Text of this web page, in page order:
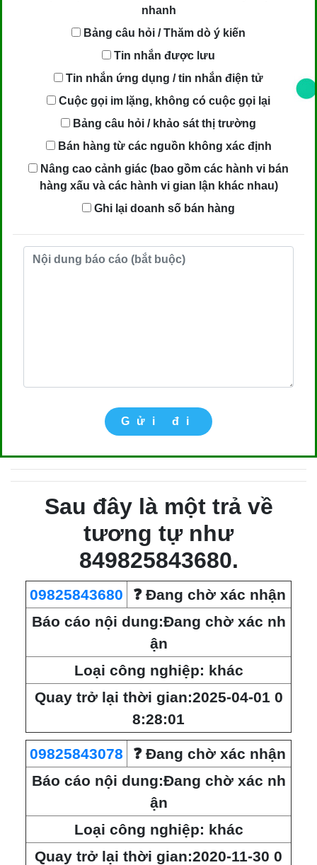
nhanh
Bảng câu hỏi / Thăm dò ý kiến
Tin nhắn được lưu
Tin nhắn ứng dụng / tin nhắn điện tử
Cuộc gọi im lặng, không có cuộc gọi lại
Bảng câu hỏi / khảo sát thị trường
Bán hàng từ các nguồn không xác định
Nâng cao cảnh giác (bao gồm các hành vi bán
hàng xấu và các hành vi gian lận khác nhau)
Ghi lại doanh số bán hàng
Gửi đi
Sau đây là một trả về
tương tự như
849825843680.
09825843680
❓ Đang chờ xác nhận
Báo cáo nội dung:Đang chờ xác nh
ận
Loại công nghiệp: khác
Quay trở lại thời gian:2025-04-01 0
8:28:01
09825843078
❓ Đang chờ xác nhận
Báo cáo nội dung:Đang chờ xác nh
ận
Loại công nghiệp: khác
Quay trở lại thời gian:2020-11-30 0